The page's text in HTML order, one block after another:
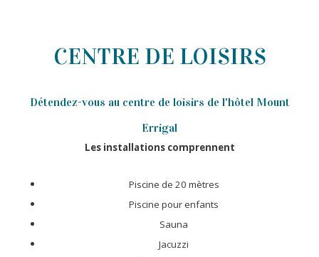
CENTRE DE LOISIRS
Détendez-vous au centre de loisirs de l'hôtel Mount
Errigal
Les installations comprennent
Piscine de 20 mètres
Piscine pour enfants
Sauna
Jacuzzi